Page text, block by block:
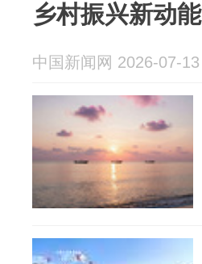
乡村振兴新动能
中国新闻网 2026-07-13